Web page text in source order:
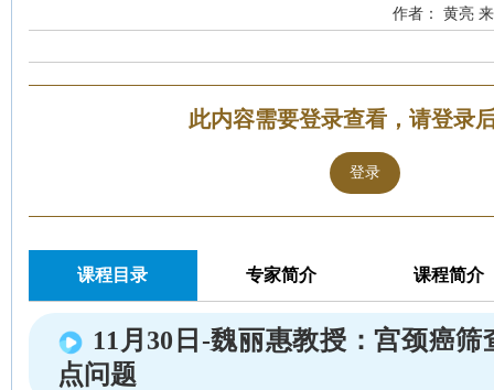
作者： 黄亮
此内容需要登录查看，请登录
登录
课程目录 专家简介 课程简介
11月30日-魏丽惠教授：宫颈癌
点问题